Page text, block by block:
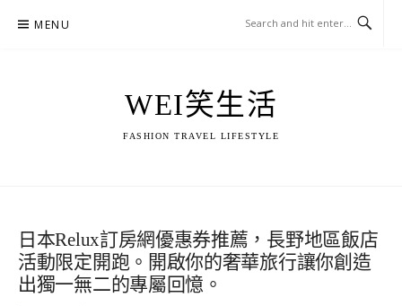
MENU
WEI笑生活
FASHION TRAVEL LIFESTYLE
日本Relux訂房網優惠券推薦，長野地區飯店
活動限定開跑。開啟你的奢華旅行讓你創造
出獨一無二的專屬回憶。